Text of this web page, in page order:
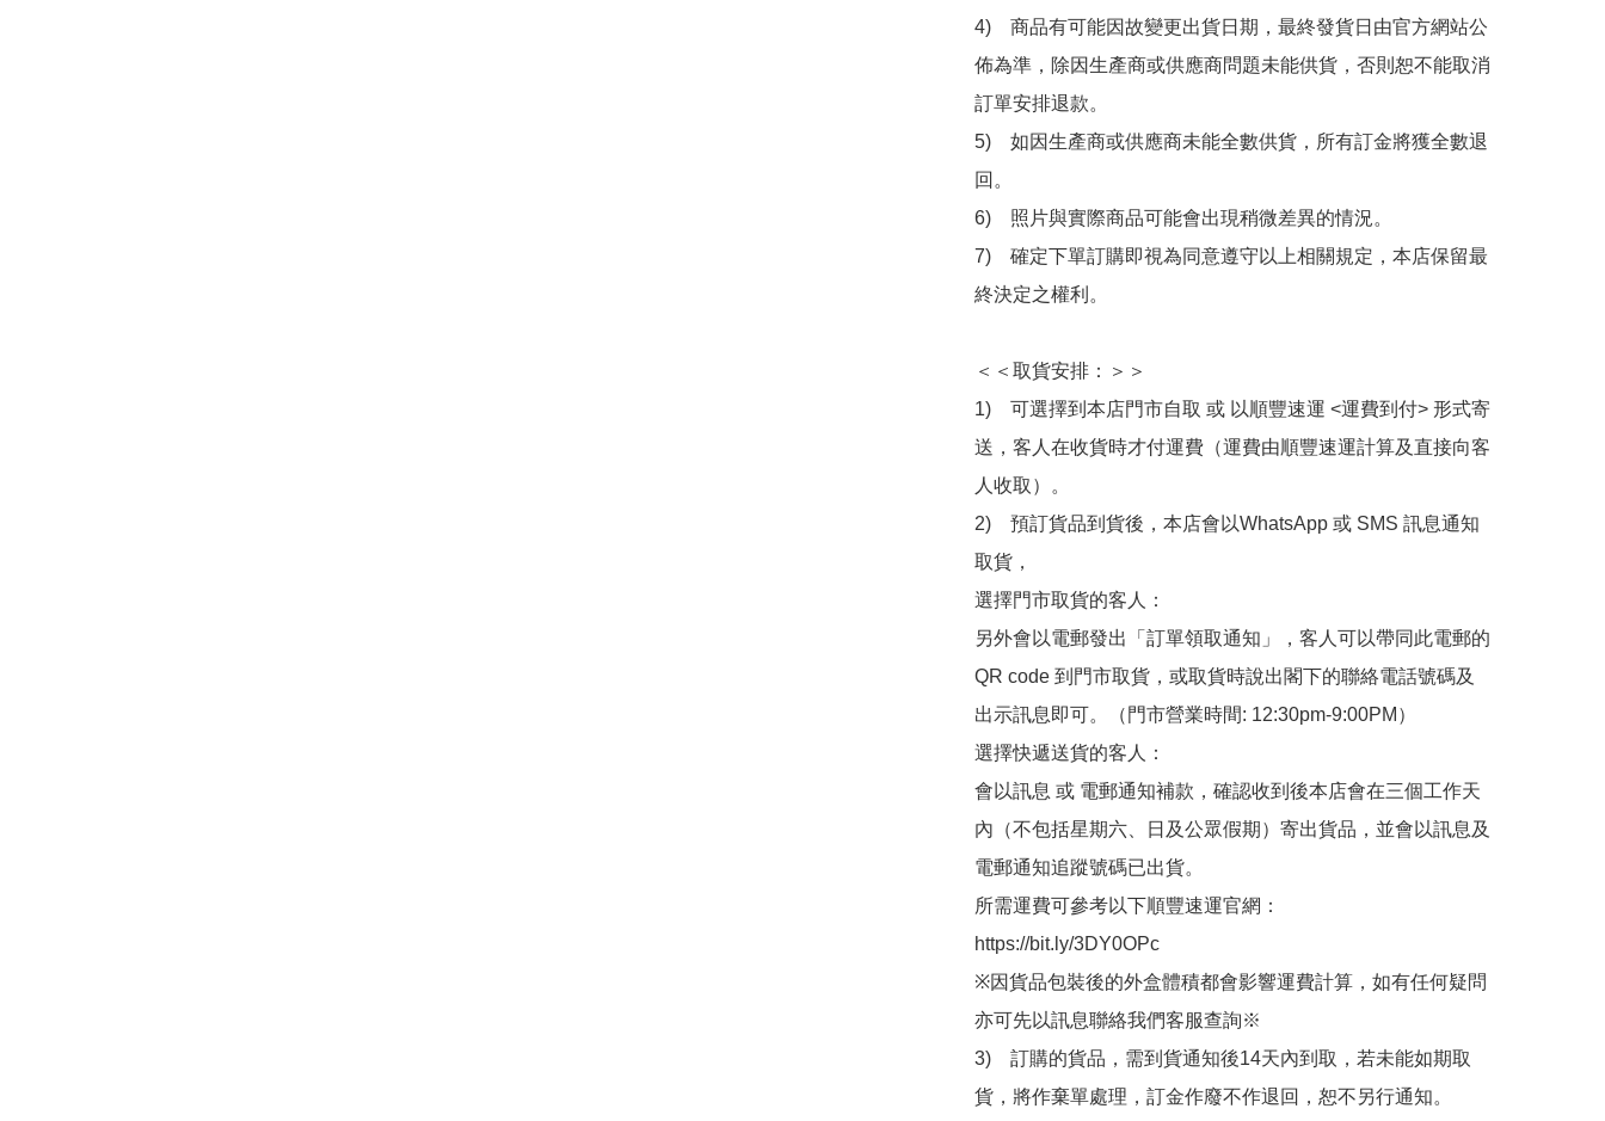
4)　商品有可能因故變更出貨日期，最終發貨日由官方網站公
佈為準，除因生產商或供應商問題未能供貨，否則恕不能取消
訂單安排退款。
5)　如因生產商或供應商未能全數供貨，所有訂金將獲全數退
回。
6)　照片與實際商品可能會出現稍微差異的情況。
7)　確定下單訂購即視為同意遵守以上相關規定，本店保留最
終決定之權利。
＜＜取貨安排：＞＞
1)　可選擇到本店門市自取 或 以順豐速運 <運費到付> 形式寄
送，客人在收貨時才付運費（運費由順豐速運計算及直接向客
人收取）。
2)　預訂貨品到貨後，本店會以WhatsApp 或 SMS 訊息通知
取貨，
選擇門市取貨的客人：
另外會以電郵發出「訂單領取通知」，客人可以帶同此電郵的
QR code 到門市取貨，或取貨時說出閣下的聯絡電話號碼及
出示訊息即可。（門市營業時間: 12:30pm-9:00PM）
選擇快遞送貨的客人：
會以訊息 或 電郵通知補款，確認收到後本店會在三個工作天
內（不包括星期六、日及公眾假期）寄出貨品，並會以訊息及
電郵通知追蹤號碼已出貨。
所需運費可參考以下順豐速運官網：
https://bit.ly/3DY0OPc
※因貨品包裝後的外盒體積都會影響運費計算，如有任何疑問
亦可先以訊息聯絡我們客服查詢※
3)　訂購的貨品，需到貨通知後14天內到取，若未能如期取
貨，將作棄單處理，訂金作廢不作退回，恕不另行通知。